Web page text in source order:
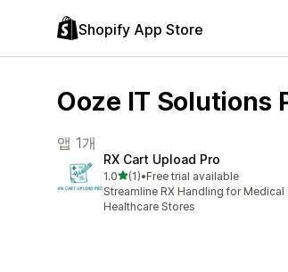
Shopify App Store
Ooze IT Solutions
앱 1개
RX Cart Upload Pro
1.0별 5개 중
(1)
총 리뷰 1개
•Free trial available
Streamline RX Handling for Medical
Healthcare Stores